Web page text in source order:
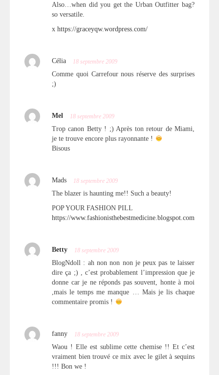
Also…when did you get the Urban Outfitter bag?
so versatile.
x https://graceyqw.wordpress.com/
Célia 18 septembre 2009
Comme quoi Carrefour nous réserve des surprises
;)
Mel 18 septembre 2009
Trop canon Betty ! ;) Après ton retour de Miami,
je te trouve encore plus rayonnante !
Bisous
Mads 18 septembre 2009
The blazer is haunting me!! Such a beauty!
POP YOUR FASHION PILL
https://www.fashionisthebestmedicine.blogspot.com
Betty 18 septembre 2009
BlogNdoll : ah non non non je peux pas te laisser
dire ça ;) , c’est probablement l’impression que je
donne car je ne réponds pas souvent, honte à moi
,mais le temps me manque … Mais je lis chaque
commentaire promis !
fanny 18 septembre 2009
Waou ! Elle est sublime cette chemise !! Et c’est
vraiment bien trouvé ce mix avec le gilet à sequins
!!! Bon we !